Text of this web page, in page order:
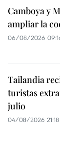
Camboya y
ampliar la
06/08/2026
Tailandia
turistas
julio
04/08/2026 21:18